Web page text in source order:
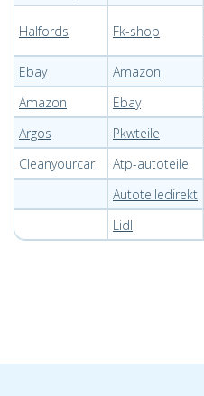
Halfords Fk-shop
Ebay
Amazon
Amazon
Ebay
Argos
Pkwteile
Cleanyourcar
Atp-autoteile
Autoteiledirekt
Lidl